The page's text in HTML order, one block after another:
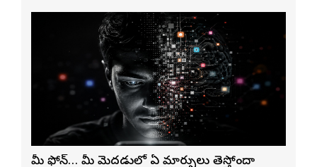
మీ ఫోన్… మీ మెదడులో ఏ మార్పులు తెస్తోందా